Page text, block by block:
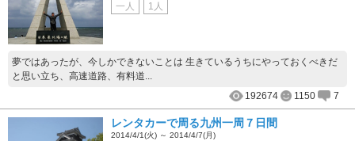
一人 1人
夢ではあったが、今しかできないことは 生きているうちにやっておくべきだ
と思い立ち、高速道路、有料道...
192674
1150 7
レンタカーで周る九州一周７日間
2014/4/1(火) ～ 2014/4/7(月)